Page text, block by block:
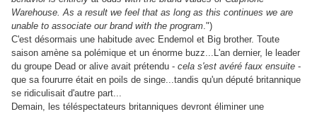
Warehouse. As a result we feel that as long as this continues we are
unable to associate our brand with the program.")
C'est désormais une habitude avec Endemol et Big brother. Toute
saison amène sa polémique et un énorme buzz...L'an dernier, le leader
du groupe Dead or alive avait prétendu - cela s'est avéré faux ensuite -
que sa foururre était en poils de singe...tandis qu'un député britannique
se ridiculisait d'autre part...
Demain, les téléspectateurs britanniques devront éliminer une